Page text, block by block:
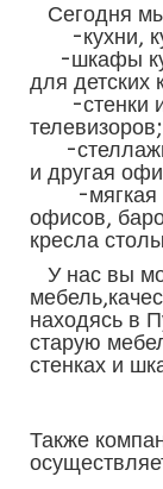
Сегодня
-кухни,
-шкафы
для детских
-стенки и
телевизоров;
-
и другая
-мягкая
офисов,
кресла
У нас вы
находясь в
старую
стенках и
Также